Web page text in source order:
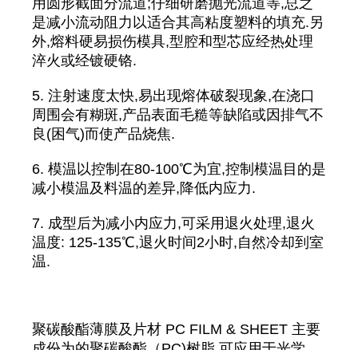
用圆形截面分流道;仔细研磨抛光流道等,总之
是减小流动阻力以适合其高粘度塑料的填充.另
外,熔料硬易损伤模具,型腔和型芯应经热处理
淬火或经镀硬铬.
5. 注射速度太快,易出现熔体破裂现象,在浇口
周围会有糊斑,产品表面毛糙等缺陷或因排气不
良(困气)而使产品烧焦.
6. 模温以控制在80-100℃为宜,控制模温目的是
减小模温及料温的差异,降低内应力.
7. 成型后为减小内应力,可采用退火处理,退火
温度: 125-135℃,退火时间2小时,自然冷却到室
温.
聚碳酸酯薄膜及片材 PC FILM & SHEET 主要